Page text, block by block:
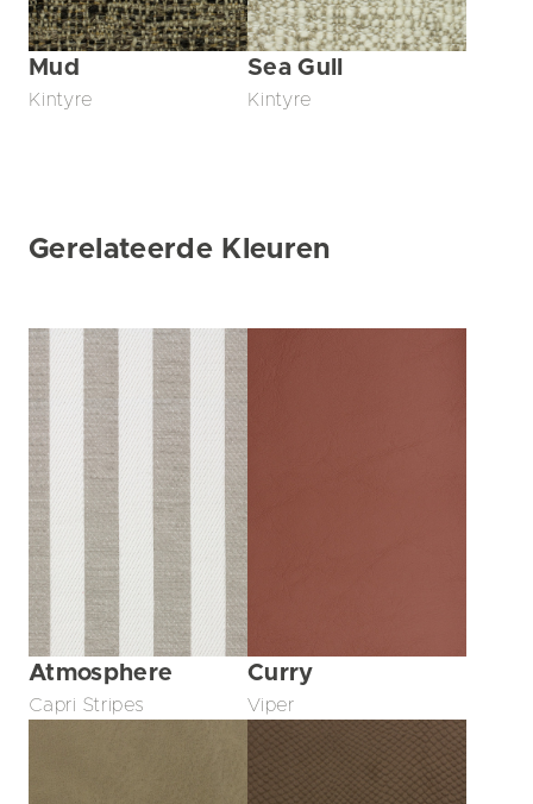
Mud
Kintyre
Sea Gull
Kintyre
Gerelateerde Kleuren
Atmosphere
Capri Stripes
Curry
Viper